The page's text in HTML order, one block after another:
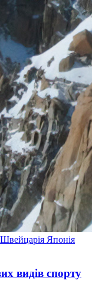
Швейцарія Японія
видів спорту